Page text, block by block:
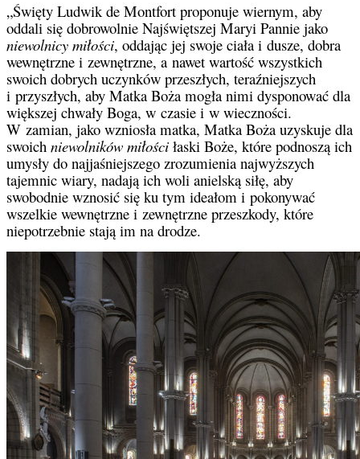
„Święty Ludwik de Montfort proponuje wiernym, aby
oddali się dobrowolnie Najświętszej Maryi Pannie jako
niewolnicy miłości, oddając jej swoje ciała i dusze, dobra
wewnętrzne i zewnętrzne, a nawet wartość wszystkich
swoich dobrych uczynków przeszłych, teraźniejszych
i przyszłych, aby Matka Boża mogła nimi dysponować dla
większej chwały Boga, w czasie i w wieczności.
W zamian, jako wzniosła matka, Matka Boża uzyskuje dla
swoich niewolników miłości łaski Boże, które podnoszą ich
umysły do najjaśniejszego zrozumienia najwyższych
tajemnic wiary, nadają ich woli anielską siłę, aby
swobodnie wznosić się ku tym ideałom i pokonywać
wszelkie wewnętrzne i zewnętrzne przeszkody, które
niepotrzebnie stają im na drodze.